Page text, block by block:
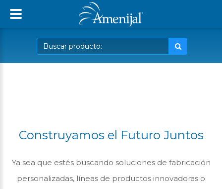
Construyamos el Futuro Juntos
Ya sea que estés buscando soluciones de fabricación
personalizadas, líneas de productos innovadoras o